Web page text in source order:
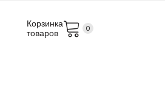
Корзинка
товаров
0